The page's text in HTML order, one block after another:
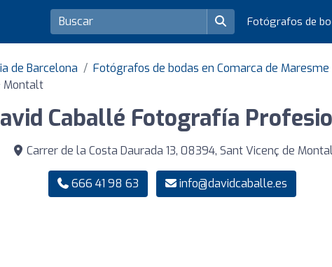
Fotógrafos de
de Barcelona
Fotógrafos de bodas en Comarca de Maresme
Montalt
Caballé Fotografía
Carrer de la Costa Daurada 13, 08394, Sant Vicenç de
666 41 98 63 info@davidcaballe.es